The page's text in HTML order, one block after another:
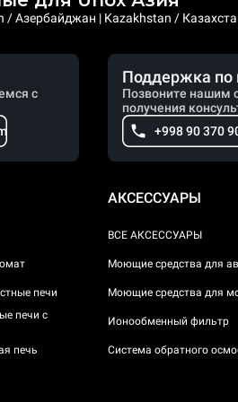
/ Азербайджан | Kazakhstan /
с
Поддержка
Позвоните нашим
получения
+998 90 370
печи
печи с
печь
АКСЕССУАРЫ
ВСЕ АКСЕССУАРЫ
Моющие средства для
Моющие средства для
Ионообменный фильтр
Система обратного